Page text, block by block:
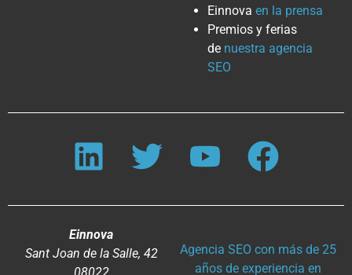
Einnova en la prensa
Premios y ferias
de nuestra agencia
SEO
Einnova
Sant Joan de la Salle, 42
08022
Agencia SEO con más de 25
años de experiencia en